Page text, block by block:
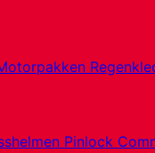
Pinlock